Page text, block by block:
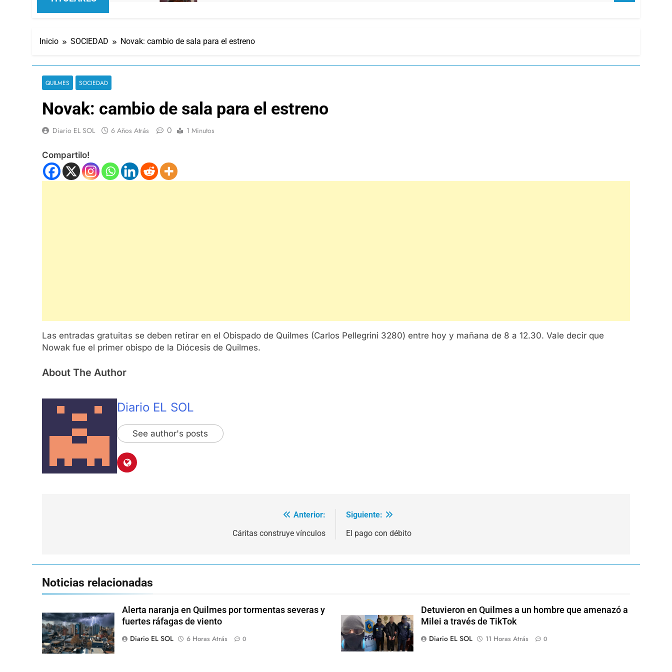
Inicio SOCIEDAD Novak: cambio de sala para el estreno
QUILMES SOCIEDAD
Novak: cambio de sala para el estreno
Diario EL SOL 6 Años Atrás 0 1 Minutos
Compartilo!
Las entradas gratuitas se deben retirar en el Obispado de Quilmes (Carlos Pellegrini 3280) entre hoy y mañana de 8 a 12.30. Vale decir que
Nowak fue el primer obispo de la Diócesis de Quilmes.
About The Author
Diario EL SOL
See author's posts
Anterior:
Cáritas construye vínculos
Siguiente:
El pago con débito
Noticias relacionadas
Alerta naranja en Quilmes por tormentas severas y
fuertes ráfagas de viento
Diario EL SOL
6 Horas Atrás 0
Detuvieron en Quilmes a un hombre que amenazó a
Milei a través de TikTok
Diario EL SOL
11 Horas Atrás 0